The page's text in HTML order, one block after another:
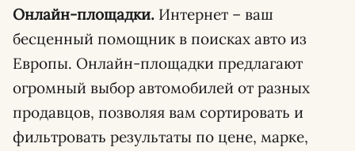
Онлайн-площадки. Интернет – ваш
бесценный помощник в поисках авто из
Европы. Онлайн-площадки предлагают
огромный выбор автомобилей от разных
продавцов, позволяя вам сортировать и
фильтровать результаты по цене, марке,